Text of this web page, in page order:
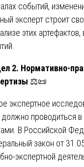
событий,
эксперт строит
этих
2. Нормативно-
⚖️📜
экспертное
должно проводиться
В Российской
закон от
экспертной